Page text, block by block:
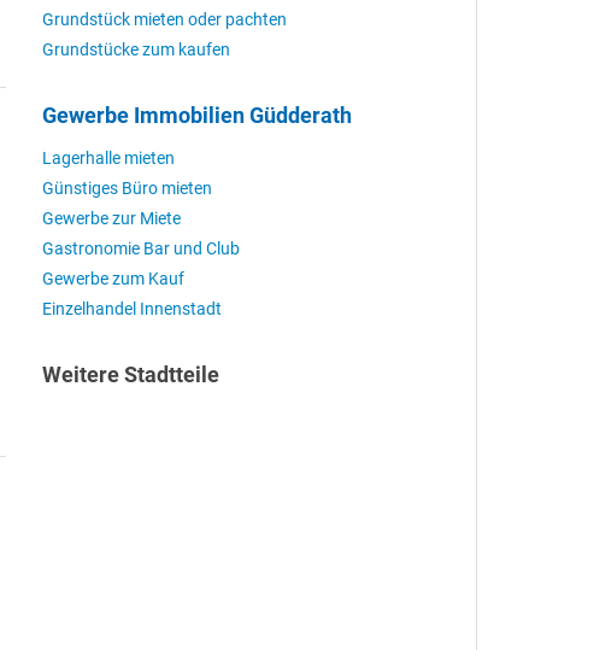
Grundstück mieten oder pachten
Grundstücke zum kaufen
Gewerbe Immobilien Güdderath
Lagerhalle mieten
Günstiges Büro mieten
Gewerbe zur Miete
Gastronomie Bar und Club
Gewerbe zum Kauf
Einzelhandel Innenstadt
Weitere Stadtteile